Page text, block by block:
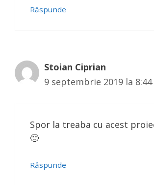
Răspunde
Stoian Ciprian
9 septembrie 2019 la 8:44
Spor la treaba cu acest
🙂
Răspunde